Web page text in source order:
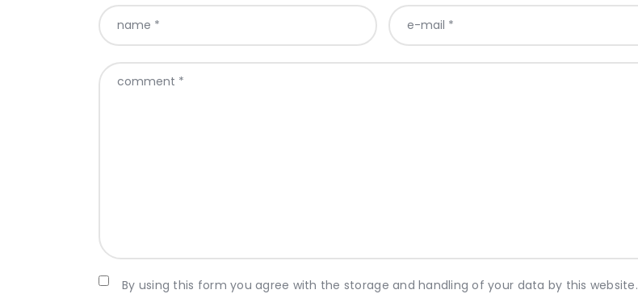
By using this form you agree with the storage and handling of your data by this website.